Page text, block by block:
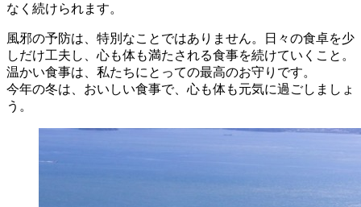
なく続けられます。
風邪の予防は、特別なことではありません。日々の食卓を少
しだけ工夫し、心も体も満たされる食事を続けていくこと。
温かい食事は、私たちにとっての最高のお守りです。
今年の冬は、おいしい食事で、心も体も元気に過ごしましょ
う。